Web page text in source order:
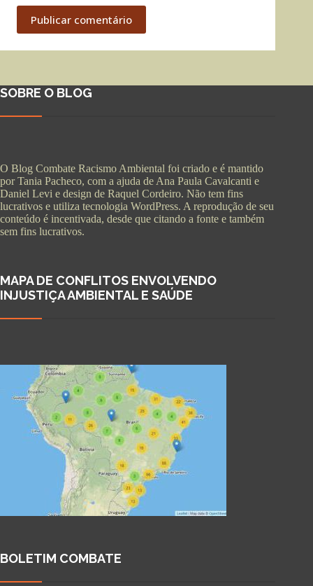
Publicar comentário
SOBRE O BLOG
O Blog Combate Racismo Ambiental foi criado e é mantido
por Tania Pacheco, com a ajuda de Ana Paula Cavalcanti e
Daniel Levi e design de Raquel Cordeiro. Não tem fins
lucrativos e utiliza tecnologia WordPress. A reprodução de seu
conteúdo é incentivada, desde que citando a fonte e também
sem fins lucrativos.
MAPA DE CONFLITOS ENVOLVENDO
INJUSTIÇA AMBIENTAL E SAÚDE
BOLETIM COMBATE